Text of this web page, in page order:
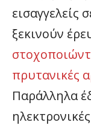
εισαγγελείς
ξεκινούν
πρυτανικές
Παράλληλα